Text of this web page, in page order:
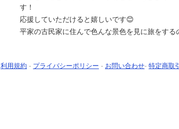
す！
応援していただけると嬉しいです😊
平家の古民家に住んで色んな景色を見に旅をする
利用規約 - プライバシーポリシー - お問い合わせ- 特定商取